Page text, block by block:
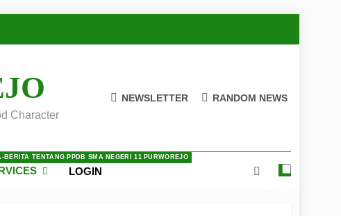
Character
NEWSLETTER RANDOM NEWS
BERITA TENTANG PPDB SMA NEGERI 11 PURWOREJO
LOGIN